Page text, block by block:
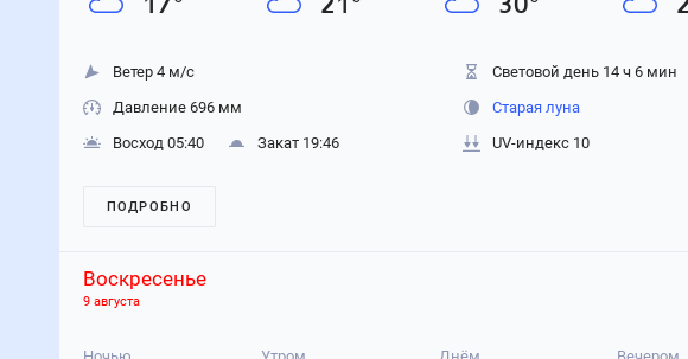
17° 21 ° 30°
Ветер 4 м/с
Давление 696 мм
Восход 05:40
Закат 19:46
Световой день 14 ч 6 мин
Старая луна
UV-индекс 10
ПОДРОБНО
Воскресенье
9 августа